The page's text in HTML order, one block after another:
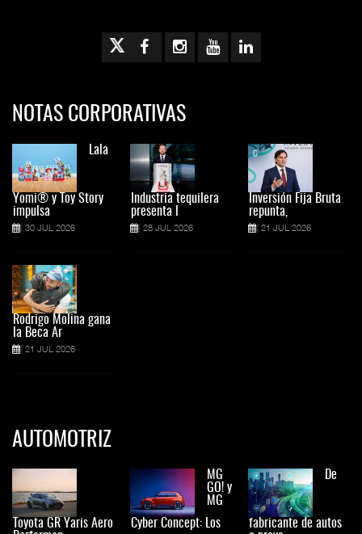
NOTAS CORPORATIVAS
Lala
Yomi® y Toy Story
impulsa
30 JUL 2026
Rodrigo Molina gana
la Beca Ar
21 JUL 2026
Industria tequilera
presenta l
28 JUL 2026
Inversión Fija Bruta
repunta,
21 JUL 2026
AUTOMOTRIZ
Toyota GR Yaris Aero
MG
GO! y
MG
Cyber Concept: Los
De
fabricante de autos